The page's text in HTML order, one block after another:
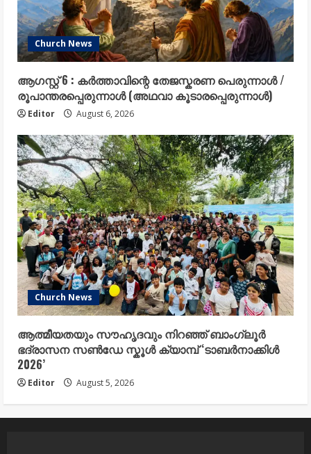
Church News
ആഗസ്റ്റ് 6 : കർത്താവിന്റെ തേജസ്കരണ പെരുന്നാൾ /
രൂപാന്തരപ്പെരുന്നാൾ (അഥവാ കൂടാരപ്പെരുന്നാൾ)
Editor August 6, 2026
Church News
ആത്മീയതയും സൗഹൃദവും നിറഞ്ഞ് ബാംഗ്ലൂർ
ഭദ്രാസന സൺഡേ സ്കൂൾ ക്യാമ്പ് ‘ടാബർനാക്കിൾ
2026’
Editor August 5, 2026